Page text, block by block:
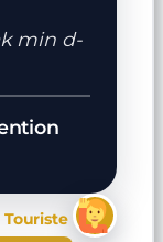
min d-
Touriste